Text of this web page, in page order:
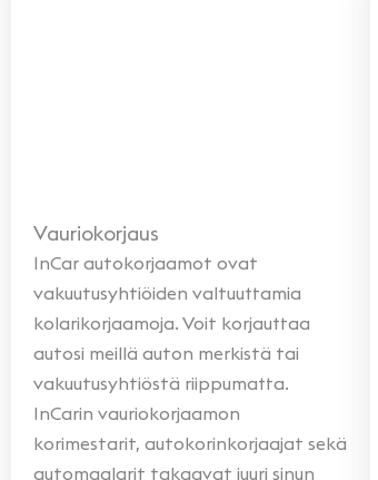
Vauriokorjaus
InCar autokorjaamot ovat
vakuutusyhtiöiden valtuuttamia
kolarikorjaamoja. Voit korjauttaa
autosi meillä auton merkistä tai
vakuutusyhtiöstä riippumatta.
InCarin vauriokorjaamon
korimestarit, autokorinkorjaajat sekä
automaalarit takaavat juuri sinun